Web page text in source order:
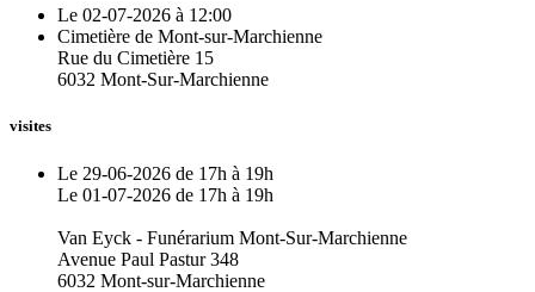
Le 02-07-2026 à 12:00
Cimetière de Mont-sur-Marchienne
Rue du Cimetière 15
6032 Mont-Sur-Marchienne
visites
Le 29-06-2026 de 17h à 19h
Le 01-07-2026 de 17h à 19h
Van Eyck - Funérarium Mont-Sur-Marchienne
Avenue Paul Pastur 348
6032 Mont-sur-Marchienne